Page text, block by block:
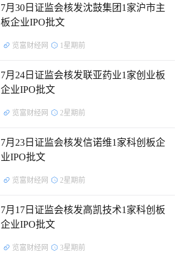
7月30日证监会核发沈鼓集团1家沪市主
板企业IPO批文
览富财经网 1星期前
7月24日证监会核发联亚药业1家创业板
企业IPO批文
览富财经网 2星期前
7月23日证监会核发信诺维1家科创板企
业IPO批文
览富财经网 2星期前
7月17日证监会核发高凯技术1家科创板
企业IPO批文
览富财经网 3星期前